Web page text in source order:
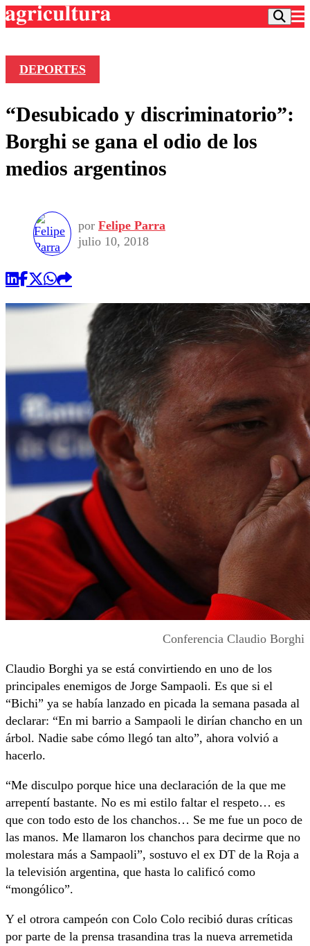
Frecuencias
Agricultura TV
Deportes
Colo Colo
Seleccion Chilena
Torneo Internacional
Entretención
Economía
Internacional
Publicaciones en medios
Opinión
DEPORTES
“Desubicado y discriminatorio”:
Borghi se gana el odio de los
medios argentinos
por Felipe Parra
julio 10, 2018
Conferencia Claudio Borghi
Claudio Borghi ya se está convirtiendo en uno de los
principales enemigos de Jorge Sampaoli. Es que si el
“Bichi” ya se había lanzado en picada la semana pasada al
declarar: “En mi barrio a Sampaoli le dirían chancho en un
árbol. Nadie sabe cómo llegó tan alto”, ahora volvió a
hacerlo.
“Me disculpo porque hice una declaración de la que me
arrepentí bastante. No es mi estilo faltar el respeto… es
que con todo esto de los chanchos… Se me fue un poco de
las manos. Me llamaron los chanchos para decirme que no
molestara más a Sampaoli”, sostuvo el ex DT de la Roja a
la televisión argentina, que hasta lo calificó como
“mongólico”.
Y el otrora campeón con Colo Colo recibió duras críticas
por parte de la prensa trasandina tras la nueva arremetida